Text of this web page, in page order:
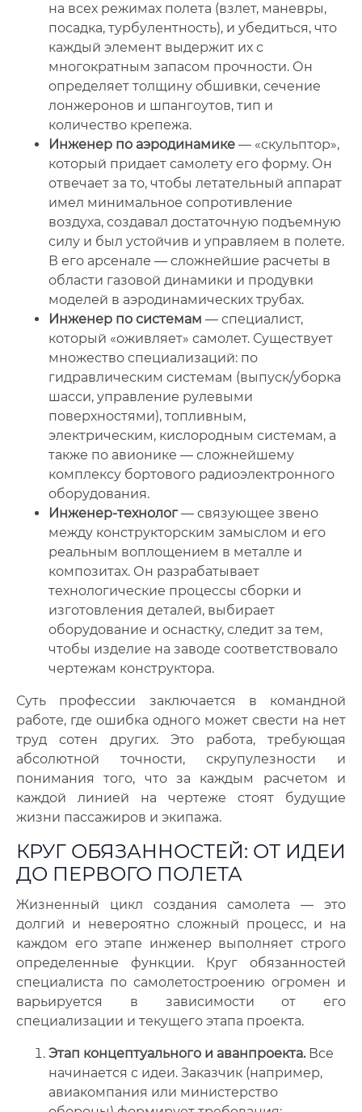
на всех режимах полета (взлет, маневры,
посадка, турбулентность), и убедиться, что
каждый элемент выдержит их с
многократным запасом прочности. Он
определяет толщину обшивки, сечение
лонжеронов и шпангоутов, тип и
количество крепежа.
Инженер по аэродинамике — «скульптор»,
который придает самолету его форму. Он
отвечает за то, чтобы летательный аппарат
имел минимальное сопротивление
воздуха, создавал достаточную подъемную
силу и был устойчив и управляем в полете.
В его арсенале — сложнейшие расчеты в
области газовой динамики и продувки
моделей в аэродинамических трубах.
Инженер по системам — специалист,
который «оживляет» самолет. Существует
множество специализаций: по
гидравлическим системам (выпуск/уборка
шасси, управление рулевыми
поверхностями), топливным,
электрическим, кислородным системам, а
также по авионике — сложнейшему
комплексу бортового радиоэлектронного
оборудования.
Инженер-технолог— связующее звено
между конструкторским замыслом и его
реальным воплощением в металле и
композитах. Он разрабатывает
технологические процессы сборки и
изготовления деталей, выбирает
оборудование и оснастку, следит за тем,
чтобы изделие на заводе соответствовало
чертежам конструктора.
Суть профессии заключается в командной
работе, где ошибка одного может свести на нет
труд сотен других. Это работа, требующая
абсолютной точности, скрупулезности и
понимания того, что за каждым расчетом и
каждой линией на чертеже стоят будущие
жизни пассажиров и экипажа.
КРУГ ОБЯЗАННОСТЕЙ: ОТ ИДЕИ
ДО ПЕРВОГО ПОЛЕТА
Жизненный цикл создания самолета — это
долгий и невероятно сложный процесс, и на
каждом его этапе инженер выполняет строго
определенные функции. Круг обязанностей
специалиста по самолетостроению огромен и
варьируется в зависимости от его
специализации и текущего этапа проекта.
Этап концептуального и аванпроекта.Все
начинается с идеи. Заказчик (например,
авиакомпания или министерство